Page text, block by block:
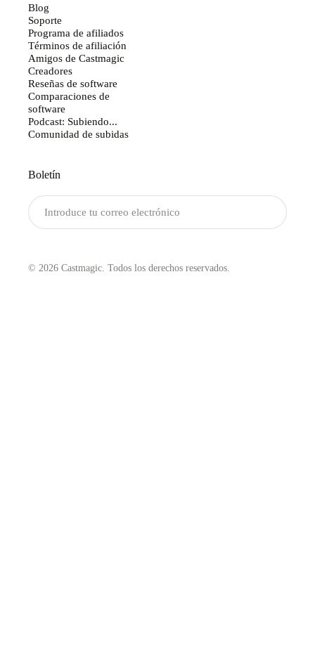
Blog
Soporte
Programa de afiliados
Términos de afiliación
Amigos de Castmagic
Creadores
Reseñas de software
Comparaciones de
software
Podcast: Subiendo...
Comunidad de subidas
Boletín
© 2026 Castmagic. Todos los derechos reservados.